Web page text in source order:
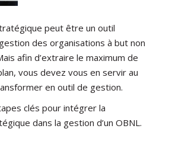
peut être un outil
des organisations à but non
afin d’extraire le maximum de
vous devez vous en servir au
en outil de gestion.
clés pour intégrer la
dans la gestion d’un OBNL.